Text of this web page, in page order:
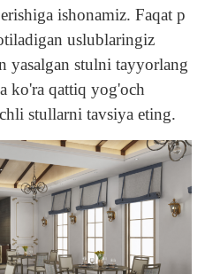
ishonamiz. Faqat p
uslublaringiz
yasalgan stulni tayyorlang
ko'ra qattiq yog'och
stullarni tavsiya eting.